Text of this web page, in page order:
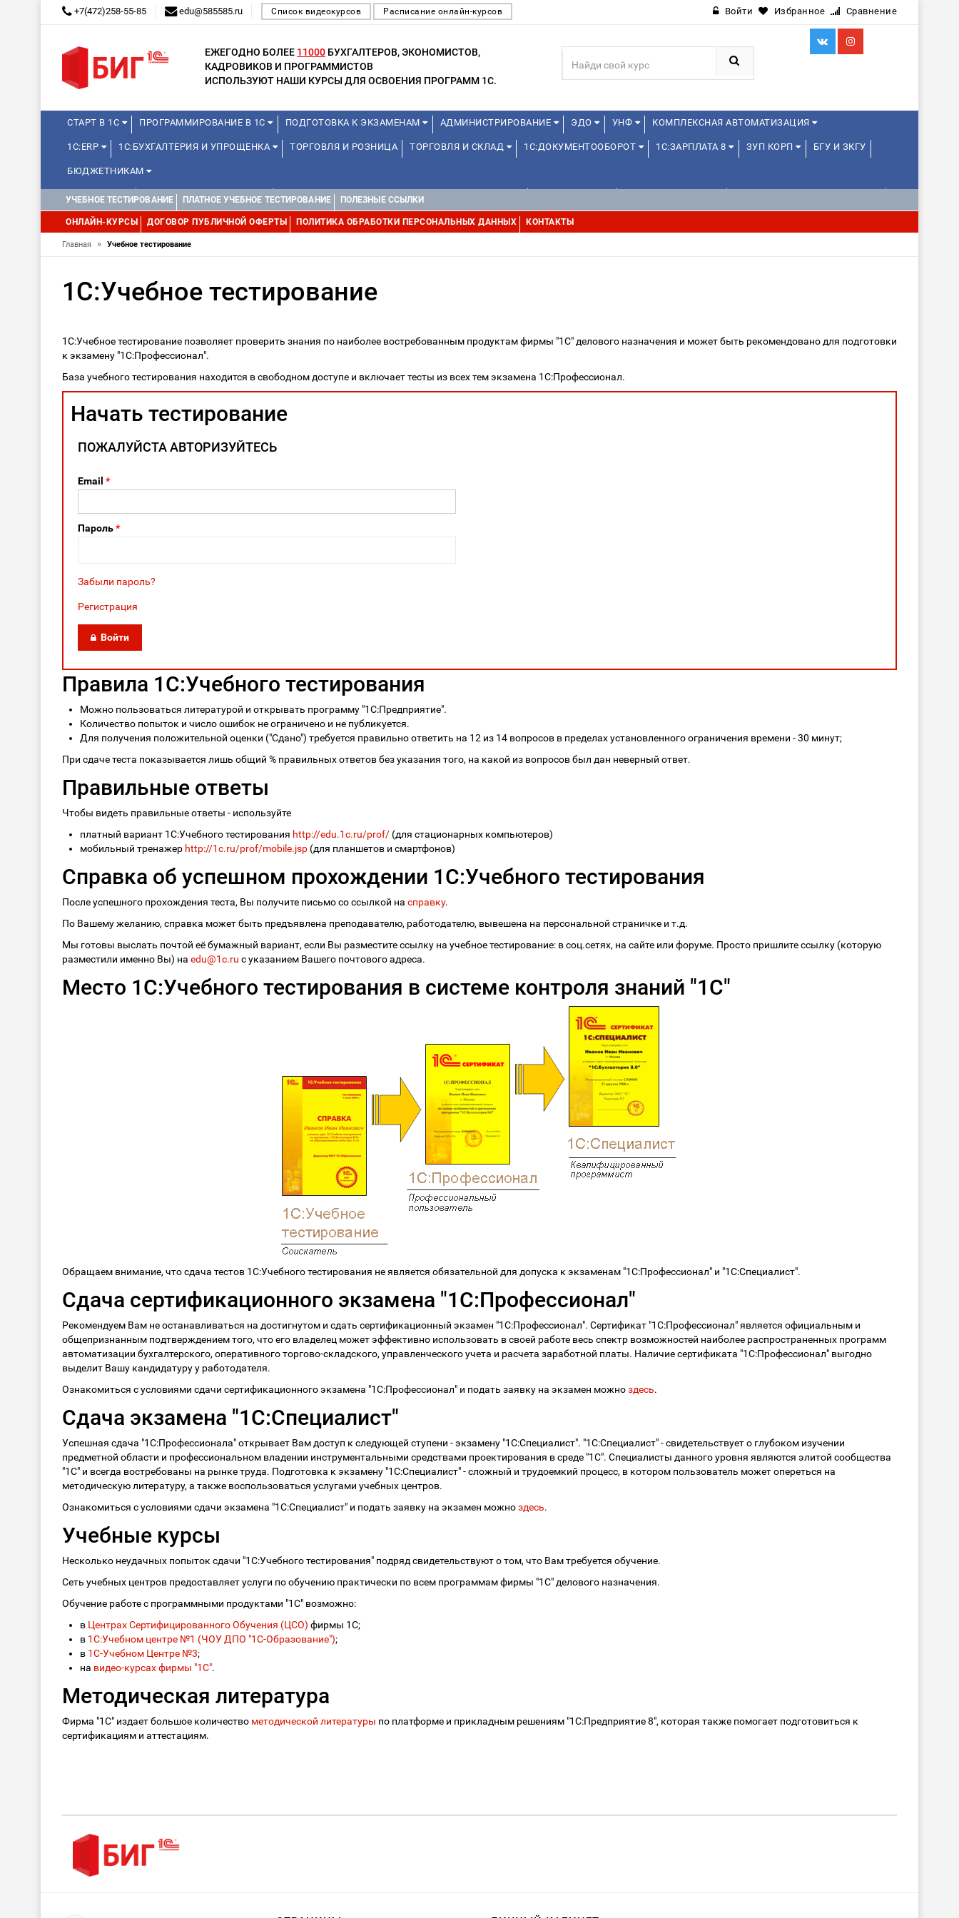
+7(472)258-55-85 edu@585585.ru Список видеокурсов Расписание онлайн-курсов Войти Избранное Сравнение
ЕЖЕГОДНО БОЛЕЕ 11000 БУХГАЛТЕРОВ, ЭКОНОМИСТОВ,
КАДРОВИКОВ И ПРОГРАММИСТОВ
ИСПОЛЬЗУЮТ НАШИ КУРСЫ ДЛЯ ОСВОЕНИЯ ПРОГРАММ 1С.
СТАРТ В 1С ПРОГРАММИРОВАНИЕ В 1С ПОДГОТОВКА К ЭКЗАМЕНАМ АДМИНИСТРИРОВАНИЕ ЭДО УНФ КОМПЛЕКСНАЯ АВТОМАТИЗАЦИЯ
1С:ERP 1С:БУХГАЛТЕРИЯ И УПРОЩЕНКА ТОРГОВЛЯ И РОЗНИЦА ТОРГОВЛЯ И СКЛАД 1С:ДОКУМЕНТООБОРОТ 1С:ЗАРПЛАТА 8 ЗУП КОРП БГУ И ЗКГУ
БЮДЖЕТНИКАМ
МИНИ-КУРСЫ КУРСЫ ДЛЯ ШКОЛЬНИКОВ КУРСЫ ДЛЯ ПРЕПОДАВАТЕЛЕЙ ШКОЛЬНЫХ КУРСОВ
УПРАВЛЕНИЕ ПРОЕКТАМИ УПРАВЛЕНЦАМ МИНИ-КУРСЫ (ПРОФЕССИОНАЛЬНЫЕ ПРОБЫ) 4-6 ЧАСОВ ОТ 12 ЛЕТ
УЧЕБНОЕ ТЕСТИРОВАНИЕ ПЛАТНОЕ УЧЕБНОЕ ТЕСТИРОВАНИЕ ПОЛЕЗНЫЕ ССЫЛКИ
ОНЛАЙН-КУРСЫ ДОГОВОР ПУБЛИЧНОЙ ОФЕРТЫ ПОЛИТИКА ОБРАБОТКИ ПЕРСОНАЛЬНЫХ ДАННЫХ КОНТАКТЫ
Главная » Учебное тестирование
1С:Учебное тестирование
1С:Учебное тестирование позволяет проверить знания по наиболее востребованным продуктам фирмы "1С" делового назначения и может быть рекомендовано для подготовки
к экзамену "1С:Профессионал".
База учебного тестирования находится в свободном доступе и включает тесты из всех тем экзамена 1С:Профессионал.
Начать тестирование
ПОЖАЛУЙСТА АВТОРИЗУЙТЕСЬ
Email *
Пароль*
Забыли пароль?
Регистрация
Войти
Правила 1С:Учебного тестирования
Можно пользоваться литературой и открывать программу "1С:Предприятие".
Количество попыток и число ошибок не ограничено и не публикуется.
Для получения положительной оценки ("Сдано") требуется правильно ответить на 12 из 14 вопросов в пределах установленного ограничения времени - 30 минут;
При сдаче теста показывается лишь общий % правильных ответов без указания того, на какой из вопросов был дан неверный ответ.
Правильные ответы
Чтобы видеть правильные ответы - используйте
платный вариант 1С:Учебного тестирования http://edu.1c.ru/prof/ (для стационарных компьютеров)
мобильный тренажер http://1c.ru/prof/mobile.jsp (для планшетов и смартфонов)
Справка об успешном прохождении 1С:Учебного тестирования
После успешного прохождения теста, Вы получите письмо со ссылкой на справку.
По Вашему желанию, справка может быть предъявлена преподавателю, работодателю, вывешена на персональной страничке и т.д.
Мы готовы выслать почтой её бумажный вариант, если Вы разместите ссылку на учебное тестирование: в соц.сетях, на сайте или форуме. Просто пришлите ссылку (которую
разместили именно Вы) на edu@1c.ru с указанием Вашего почтового адреса.
Место 1С:Учебного тестирования в системе контроля знаний "1С"
Обращаем внимание, что сдача тестов 1С:Учебного тестирования не является обязательной для допуска к экзаменам "1С:Профессионал" и "1С:Специалист".
Сдача сертификационного экзамена "1С:Профессионал"
Рекомендуем Вам не останавливаться на достигнутом и сдать сертификационный экзамен "1С:Профессионал". Сертификат "1С:Профессионал" является официальным и
общепризнанным подтверждением того, что его владелец может эффективно использовать в своей работе весь спектр возможностей наиболее распространенных программ
автоматизации бухгалтерского, оперативного торгово-складского, управленческого учета и расчета заработной платы. Наличие сертификата "1С:Профессионал" выгодно
выделит Вашу кандидатуру у работодателя.
Ознакомиться с условиями сдачи сертификационного экзамена "1С:Профессионал" и подать заявку на экзамен можноздесь.
Сдача экзамена "1С:Специалист"
Успешная сдача "1С:Профессионала" открывает Вам доступ к следующей ступени - экзамену "1С:Специалист". "1С:Специалист" - свидетельствует о глубоком изучении
предметной области и профессиональном владении инструментальными средствами проектирования в среде "1С". Специалисты данного уровня являются элитой сообщества
"1С" и всегда востребованы на рынке труда. Подготовка к экзамену "1С:Специалист" - сложный и трудоемкий процесс, в котором пользователь может опереться на
методическую литературу, а также воспользоваться услугами учебных центров.
Ознакомиться с условиями сдачи экзамена "1С:Специалист" и подать заявку на экзамен можноздесь.
Учебные курсы
Несколько неудачных попыток сдачи "1С:Учебного тестирования" подряд свидетельствуют о том, что Вам требуется обучение.
Сеть учебных центров предоставляет услуги по обучению практически по всем программам фирмы "1С" делового назначения.
Обучение работе с программными продуктами "1С" возможно:
в Центрах Сертифицированного Обучения (ЦСО) фирмы 1С;
в 1С:Учебном центре №1 (ЧОУ ДПО "1С-Образование");
в 1С-Учебном Центре №3;
на видео-курсах фирмы "1С".
Методическая литература
Фирма "1С" издает большое количество методической литературы по платформе и прикладным решениям "1С:Предприятие 8", которая также помогает подготовиться к
сертификациям и аттестациям.